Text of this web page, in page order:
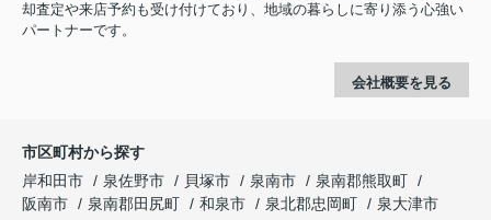
却査定や来店予約も受け付けており、地域の暮らしに寄り添う心強い
パートナーです。
会社概要を見る
市区町村から探す
岸和田市
泉佐野市 貝塚市 泉南市
泉南郡熊取町
阪南市
泉南郡田尻町 和泉市 泉北郡忠岡町
泉大津市